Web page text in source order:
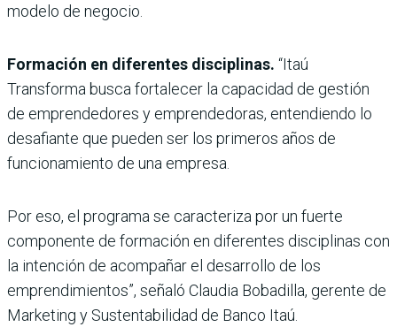
modelo de negocio.
Formación en diferentes disciplinas. “Itaú
Transforma busca fortalecer la capacidad de gestión
de emprendedores y emprendedoras, entendiendo lo
desafiante que pueden ser los primeros años de
funcionamiento de una empresa.
Por eso, el programa se caracteriza por un fuerte
componente de formación en diferentes disciplinas con
la intención de acompañar el desarrollo de los
emprendimientos”, señaló Claudia Bobadilla, gerente de
Marketing y Sustentabilidad de Banco Itaú.